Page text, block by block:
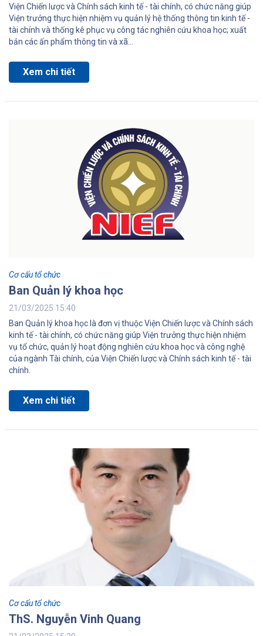
Viện Chiến lược và Chính sách kinh tế - tài chính, có chức năng giúp
Viện trưởng thực hiện nhiệm vụ quản lý hệ thống thông tin kinh tế -
tài chính và thống kê phục vụ công tác nghiên cứu khoa học; xuất
bản các ấn phẩm thông tin và xã...
Xem chi tiết
Cơ cấu tổ chức
Ban Quản lý khoa học
21/03/2025 15:40
Ban Quản lý khoa học là đơn vị thuộc Viện Chiến lược và Chính sách
kinh tế - tài chính, có chức năng giúp Viện trưởng thực hiện nhiệm
vụ tổ chức, quản lý hoạt động nghiên cứu khoa học và công nghệ
của ngành Tài chính, của Viện Chiến lược và Chính sách kinh tế - tài
chính.
Xem chi tiết
Cơ cấu tổ chức
ThS. Nguyễn Vinh Quang